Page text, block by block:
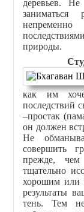
деревьев.
заниматься
природы.
как им
последствий
–простак
он должен
Не
совершить
прежде,
тщательно
хорошим или
результаты
тень. Тем